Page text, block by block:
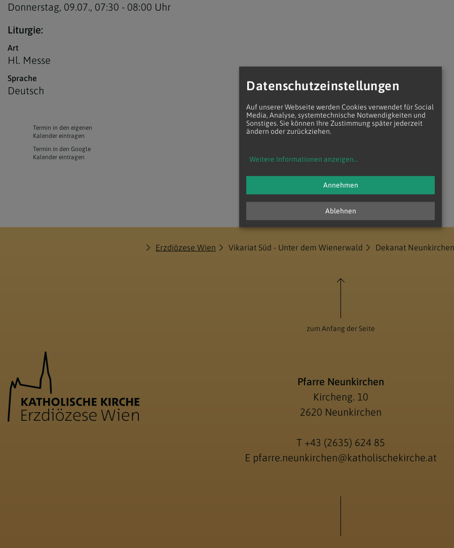
Donnerstag, 09.07., 07:30 - 08:00 Uhr
Liturgie:
Art
Hl. Messe
Sprache
Deutsch
Termin in den eigenen
Kalender eintragen
Termin in den Google
Kalender eintragen
Erzdiözese Wien Vikariat Süd - Unter dem Wienerwald Dekanat Neunkirchen
zum Anfang der Seite
Pfarre Neunkirchen
Kircheng. 10
2620 Neunkirchen
T +43 (2635) 624 85
E pfarre.neunkirchen@katholischekirche.at
Datenschutzeinstellungen
Auf unserer Webseite werden Cookies verwendet für Social
Media, Analyse, systemtechnische Notwendigkeiten und
Sonstiges. Sie können Ihre Zustimmung später jederzeit
ändern oder zurückziehen.
Weitere Informationen anzeigen...
Ablehnen
Annehmen